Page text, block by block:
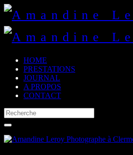
HOME
PRESTATIONS
JOURNAL
A PROPOS
CONTACT